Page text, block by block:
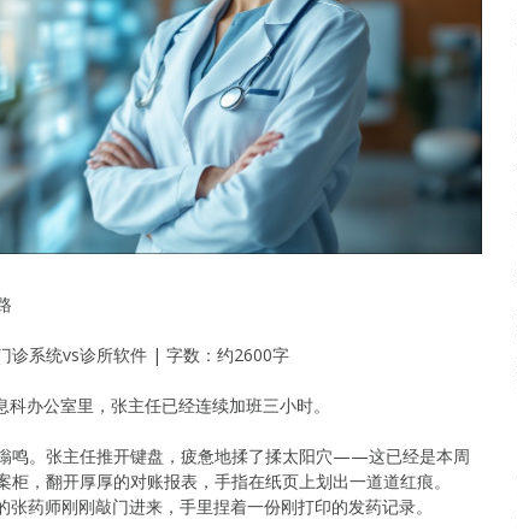
诊系统vs诊所软件 | 字数：约2600字
办公室里，张主任已经连续加班三小时。
鸣。张主任推开键盘，疲惫地揉了揉太阳穴——这已经是本周
，翻开厚厚的对账报表，手指在纸页上划出一道道红痕。
药师刚刚敲门进来，手里捏着一份刚打印的发药记录。